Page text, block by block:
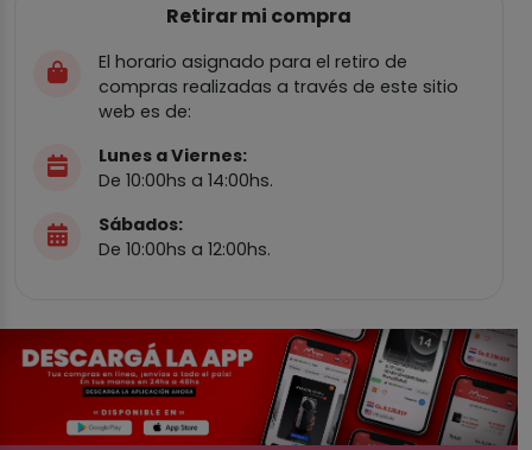
Retirar mi compra
El horario asignado para el retiro de
compras realizadas a través de este sitio
web es de:
Lunes a Viernes:
De 10:00hs a 14:00hs.
Sábados:
De 10:00hs a 12:00hs.